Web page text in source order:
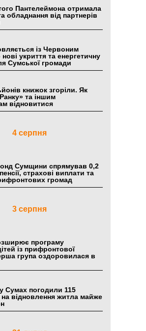
Пантелеймона отримала
обладнання від партнерів
із Червоним
укриття та енергетичну
Сумської громади
книжок згоріли. Як
та іншим
відновитися
4 серпня
Сумщини спрямував 0,2
страхові виплати та
громад
3 серпня
програму
із прифронтової
група оздоровилася в
Сумах погодили 115
на відновлення житла майже